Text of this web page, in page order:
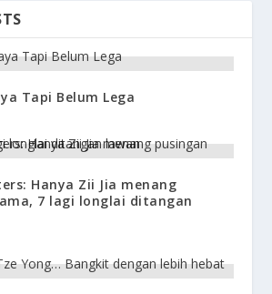
Tapi Belum Lega
Hanya Zii Jia menang
7 lagi longlai ditangan